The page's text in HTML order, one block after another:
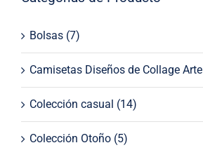
Bolsas (7)
Camisetas Diseños de Collage Arte
Colección casual (14)
Colección Otoño (5)